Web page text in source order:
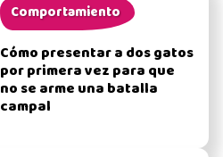
Comportamiento
Cómo presentar a dos gatos
por primera vez para que
no se arme una batalla
campal